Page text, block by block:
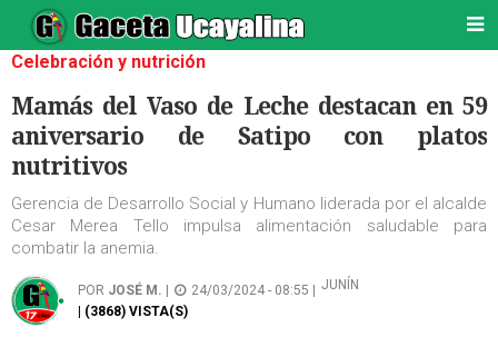
Celebración y nutrición
Mamás del Vaso de Leche destacan en 59
aniversario de Satipo con platos
nutritivos
Gerencia de Desarrollo Social y Humano liderada por el alcalde
Cesar Merea Tello impulsa alimentación saludable para
combatir la anemia.
POR JOSÉ M. 24/03/2024 - 08:55 |
JUNÍN
| (3868) VISTA(S)